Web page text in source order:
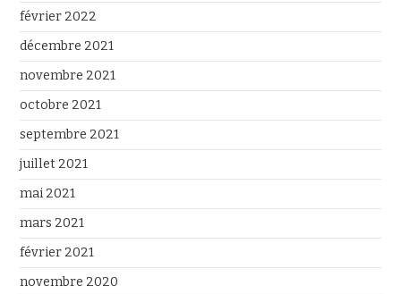
février 2022
décembre 2021
novembre 2021
octobre 2021
septembre 2021
juillet 2021
mai 2021
mars 2021
février 2021
novembre 2020